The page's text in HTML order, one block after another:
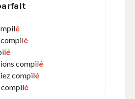
é
compilé
é
compilé
compilé
compilé